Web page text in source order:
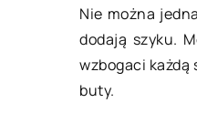
Nie można
dodają szyku.
wzbogaci każdą
buty.